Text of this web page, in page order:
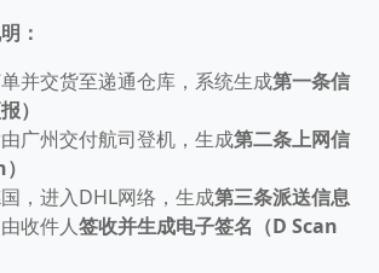
：
并交货至递通仓库，系统生成第一条信
）
广州交付航司登机，生成第二条上网信
，进入DHL网络，生成第三条派送信息
收件人签收并生成电子签名（D Scan